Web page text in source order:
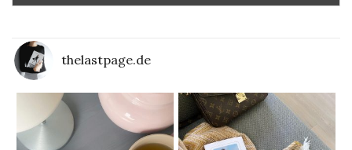
thelastpage.de